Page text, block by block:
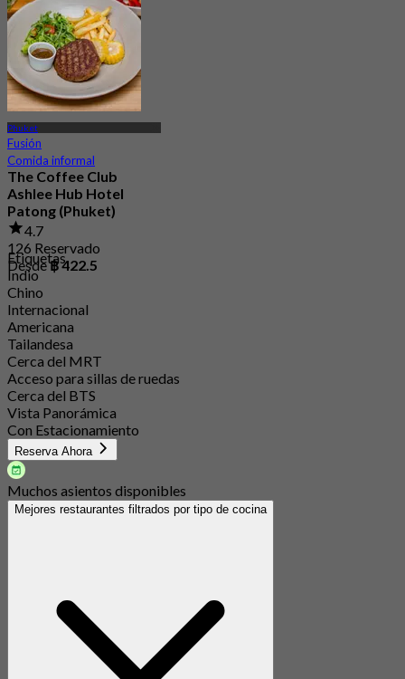
Phuket
Fusión
Comida informal
The Coffee Club
Ashlee Hub Hotel
Patong (Phuket)
4.7
126 Reservado
Desde฿ 422.5
Etiquetas
Indio
Chino
Internacional
Americana
Tailandesa
Cerca del MRT
Acceso para sillas de ruedas
Cerca del BTS
Vista Panorámica
Con Estacionamiento
Reserva Ahora
Muchos asientos disponibles
Mejores restaurantes filtrados por tipo de cocina